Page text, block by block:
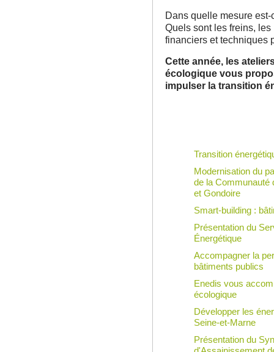
Dans quelle mesure
Quels sont les freins,
financiers et techniques
Cette année, les
écologique vous
impulser la transition
Transition
Modernisation du
de la Communauté
et Gondoire
Smart-building :
Présentation du
Énergétique
Accompagner la
bâtiments publics
Enedis vous
écologique
Développer les
Seine-et-Marne
Présentation du